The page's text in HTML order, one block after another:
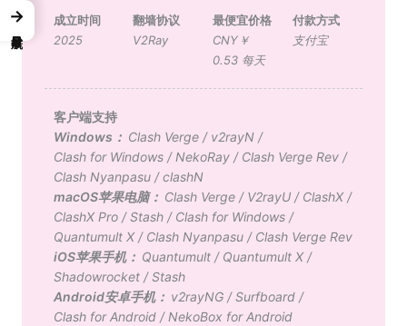
成立时间
2025
翻墙协议
V2Ray
最便宜价格
CNY￥
0.53 每天
付款方式
支付宝
客户端支持
Windows： Clash Verge/ v2rayN/
Clash for Windows/NekoRay/ Clash Verge Rev/
Clash Nyanpasu/clashN
macOS苹果电脑： Clash Verge/ V2rayU/ ClashX/
ClashX Pro/Stash/ Clash for Windows/
Quantumult X/ Clash Nyanpasu/ Clash Verge Rev
iOS苹果手机： Quantumult/ Quantumult X/
Shadowrocket/Stash
Android安卓手机： v2rayNG/Surfboard/
Clash for Android/NekoBox for Android
→